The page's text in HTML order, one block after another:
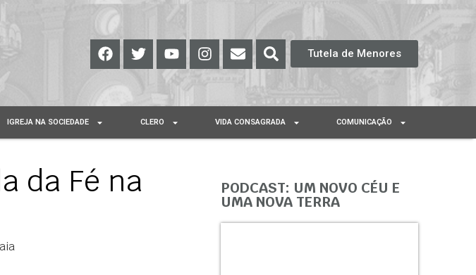
Tutela de Menores
IGREJA NA SOCIEDADE CLERO VIDA CONSAGRADA COMUNICAÇÃO
da Fé na PODCAST: UM NOVO CÉU E
UMA NOVA TERRA